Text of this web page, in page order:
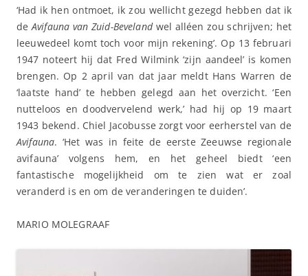
‘Had ik hen ontmoet, ik zou wellicht gezegd hebben dat ik
deAvifauna van Zuid-Bevelandwel alléen zou schrijven; het
leeuwedeel komt toch voor mijn rekening’. Op 13 februari
1947 noteert hij dat Fred Wilmink ‘zijn aandeel’ is komen
brengen. Op 2 april van dat jaar meldt Hans Warren de
‘laatste hand’ te hebben gelegd aan het overzicht. ‘Een
nutteloos en doodvervelend werk,’ had hij op 19 maart
1943 bekend. Chiel Jacobusse zorgt voor eerherstel van de
Avifauna. ‘Het was in feite de eerste Zeeuwse regionale
avifauna’ volgens hem, en het geheel biedt ‘een
fantastische mogelijkheid om te zien wat er zoal
veranderd is en om de veranderingen te duiden’.
MARIO MOLEGRAAF